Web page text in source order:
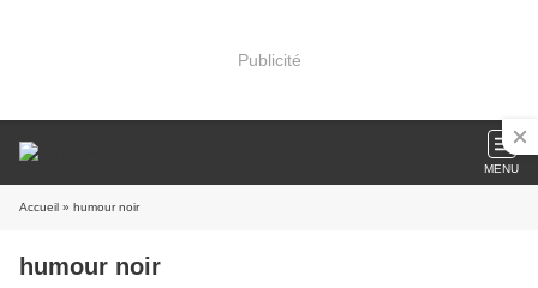
Publicité
MENU
Accueil » humour noir
humour noir